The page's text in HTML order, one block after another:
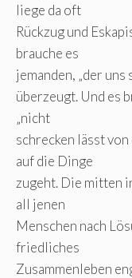
liege da oft
Rückzug und
brauche es
jemanden, „der uns
überzeugt. Und es
„nicht
schrecken lässt
auf die Dinge
zugeht. Die mitten
all jenen
Menschen nach
friedliches
Zusammenleben